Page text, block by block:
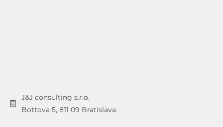
J&J consulting s.r.o.
Bottova 5, 811 09 Bratislava